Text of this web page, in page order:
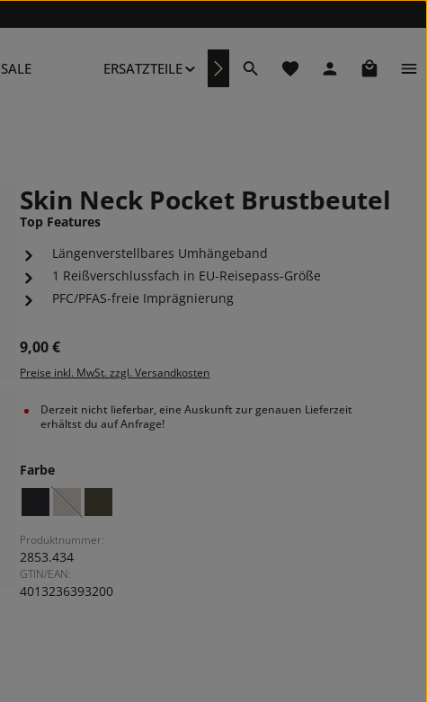
SALE ERSATZTEILE REPARATURSERVICE
Du hast 0 Produkte
Skin Neck Pocket Brustbeutel
Top Features
Längenverstellbares Umhängeband
1 Reißverschlussfach in EU-Reisepass-Größe
PFC/PFAS-freie Imprägnierung
Regulärer Preis:
9,00 €
Preise inkl. MwSt. zzgl. Versandkosten
Derzeit nicht lieferbar, eine Auskunft zur genauen Lieferzeit
erhältst du auf Anfrage!
Farbeauswählen
dark blue
macciato
(Diese Option ist zurzeit nicht verfügbar.)
olive
Produktnummer:
2853.434
GTIN/EAN:
4013236393200